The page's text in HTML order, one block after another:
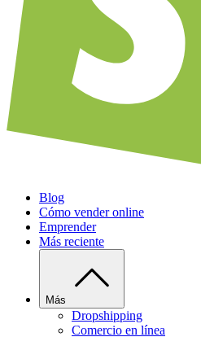
Blog
Cómo vender online
Emprender
Más reciente
Más
Dropshipping
Comercio en línea